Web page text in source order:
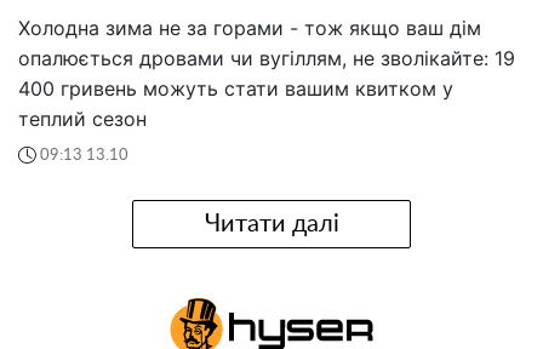
Холодна зима не за горами - тож якщо ваш дім
опалюється дровами чи вугіллям, не зволікайте: 19
400 гривень можуть стати вашим квитком у
теплий сезон
09:13 13.10
Читати далі